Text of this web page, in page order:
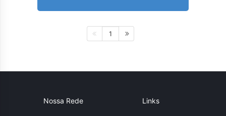
1
Nossa Rede Links